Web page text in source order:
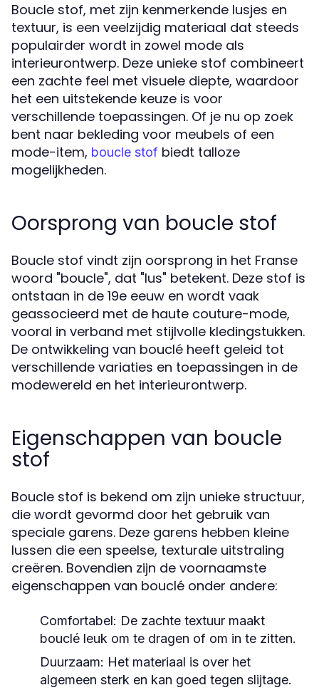
Boucle stof, met zijn kenmerkende lusjes en
textuur, is een veelzijdig materiaal dat steeds
populairder wordt in zowel mode als
interieurontwerp. Deze unieke stof combineert
een zachte feel met visuele diepte, waardoor
het een uitstekende keuze is voor
verschillende toepassingen. Of je nu op zoek
bent naar bekleding voor meubels of een
mode-item, boucle stof biedt talloze
mogelijkheden.
Oorsprong van boucle stof
Boucle stof vindt zijn oorsprong in het Franse
woord "boucle", dat "lus" betekent. Deze stof is
ontstaan in de 19e eeuw en wordt vaak
geassocieerd met de haute couture-mode,
vooral in verband met stijlvolle kledingstukken.
De ontwikkeling van bouclé heeft geleid tot
verschillende variaties en toepassingen in de
modewereld en het interieurontwerp.
Eigenschappen van boucle
stof
Boucle stof is bekend om zijn unieke structuur,
die wordt gevormd door het gebruik van
speciale garens. Deze garens hebben kleine
lussen die een speelse, texturale uitstraling
creëren. Bovendien zijn de voornaamste
eigenschappen van bouclé onder andere:
Comfortabel: De zachte textuur maakt
bouclé leuk om te dragen of om in te zitten.
Duurzaam: Het materiaal is over het
algemeen sterk en kan goed tegen slijtage.